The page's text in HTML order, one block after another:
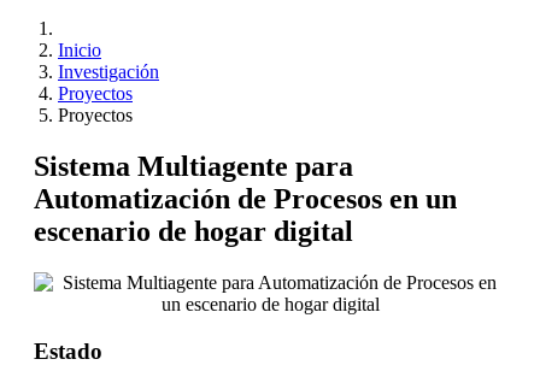
Inicio
Investigación
Proyectos
Proyectos
Sistema Multiagente para
Automatización de Procesos en un
escenario de hogar digital
Estado